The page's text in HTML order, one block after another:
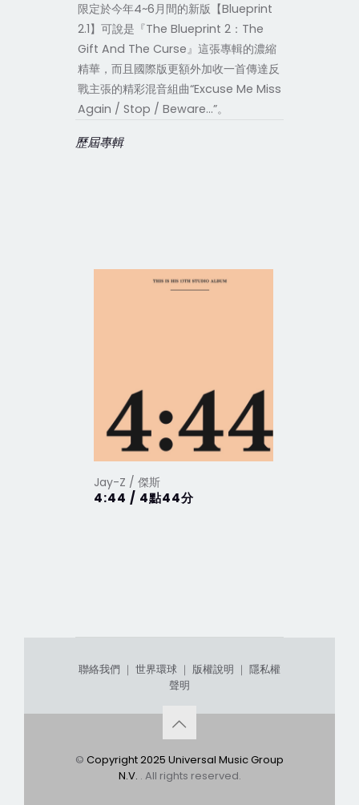
限定於今年4~6月間的新版【Blueprint
2.1】可說是『The Blueprint 2：The
Gift And The Curse』這張專輯的濃縮
精華，而且國際版更額外加收一首傳達反
戰主張的精彩混音組曲“Excuse Me Miss
Again / Stop / Beware...”。
歷屆專輯
Jay-Z / 傑斯
4:44 / 4點44分
聯絡我們 ｜ 世界環球 ｜ 版權說明 ｜ 隱私權
聲明
© Copyright 2025 Universal Music Group
N.V. . All rights reserved.